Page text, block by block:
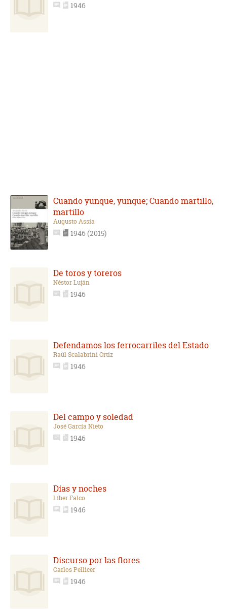
1946
Cuando yunque, yunque; Cuando martillo,
martillo
Augusto Assía
1946 (2015)
De toros y toreros
Néstor Luján
1946
Defendamos los ferrocarriles del Estado
Raúl Scalabrini Ortiz
1946
Del campo y soledad
José García Nieto
1946
Días y noches
Líber Falco
1946
Discurso por las flores
Carlos Pellicer
1946